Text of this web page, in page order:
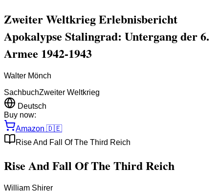
Zweiter Weltkrieg Erlebnisbericht
Apokalypse Stalingrad: Untergang der 6.
Armee 1942-1943
Walter Mönch
SachbuchZweiter Weltkrieg
Deutsch
Buy now:
Amazon 🇩🇪
Rise And Fall Of The Third Reich
Rise And Fall Of The Third Reich
William Shirer